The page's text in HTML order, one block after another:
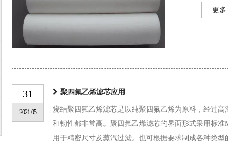
更多
31
2021-05
聚四氟乙烯滤芯应用
烧结聚四氟乙烯滤芯是以纯聚四氟乙烯为原料，经过
和韧性都非常高。聚四氟乙烯滤芯的界面形式采用标准
用于精密尺寸及蒸汽过滤。也可根据要求制成各种类